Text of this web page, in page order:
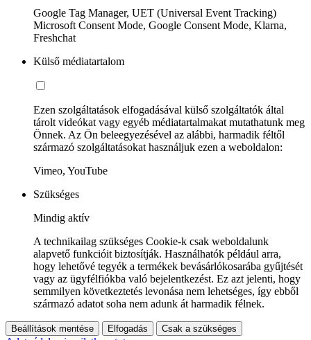
Google Tag Manager, UET (Universal Event Tracking)
Microsoft Consent Mode, Google Consent Mode, Klarna,
Freshchat
Külső médiatartalom
Ezen szolgáltatások elfogadásával külső szolgáltatók által
tárolt videókat vagy egyéb médiatartalmakat mutathatunk meg
Önnek. Az Ön beleegyezésével az alábbi, harmadik féltől
származó szolgáltatásokat használjuk ezen a weboldalon:
Vimeo, YouTube
Szükséges
Mindig aktív
A technikailag szükséges Cookie-k csak weboldalunk
alapvető funkcióit biztosítják. Használhatók például arra,
hogy lehetővé tegyék a termékek bevásárlókosarába gyűjtését
vagy az ügyfélfiókba való bejelentkezést. Ez azt jelenti, hogy
semmilyen következtetés levonása nem lehetséges, így ebből
származó adatot soha nem adunk át harmadik félnek.
Beállítások mentése Elfogadás Csak a szükséges